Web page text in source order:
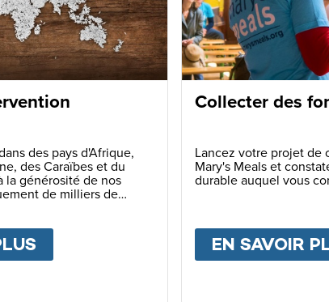
des pays d'Afrique,
des Caraïbes et du
la générosité de nos
de milliers de
NOS PAYS
Collecter des
Lancez votre projet de
Mary's Meals et
durable auquel vous
EN SAVOIR